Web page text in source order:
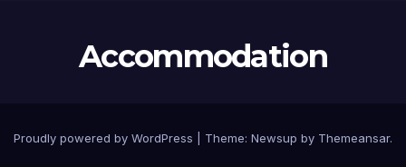
Accommodation
Proudly powered by WordPress Theme: Newsup by Themeansar.